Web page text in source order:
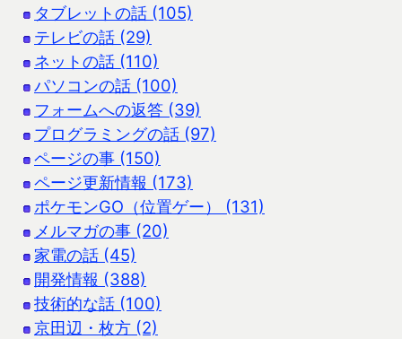
タブレットの話 (105)
テレビの話 (29)
ネットの話 (110)
パソコンの話 (100)
フォームへの返答 (39)
プログラミングの話 (97)
ページの事 (150)
ページ更新情報 (173)
ポケモンGO（位置ゲー） (131)
メルマガの事 (20)
家電の話 (45)
開発情報 (388)
技術的な話 (100)
京田辺・枚方 (2)